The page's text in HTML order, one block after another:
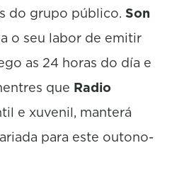
do grupo público. Son
o seu labor de emitir
as 24 horas do día e
que Radio
e xuvenil, manterá
para este outono-